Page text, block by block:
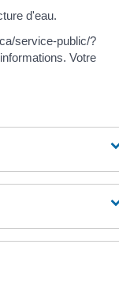
d'eau.
service-public/?
Votre